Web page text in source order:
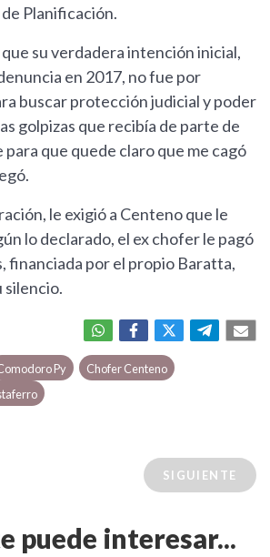
Planificación.
su verdadera intención inicial,
en 2017, no fue por
buscar protección judicial y poder
golpizas que recibía de parte de
que quede claro que me cagó
le exigió a Centeno que le
lo declarado, el ex chofer le pagó
financiada por el propio Baratta,
silencio.
Py
Chofer Centeno
SIGUIENTE
puede interesar...